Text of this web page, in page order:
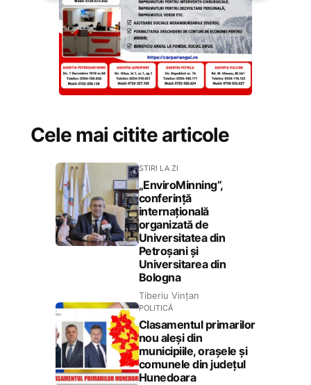
Cele mai citite articole
STIRI LA ZI
„EnviroMinning”,
conferință
internațională
organizată de
Universitatea din
Petroșani și
Universitarea din
Bologna
Tiberiu Vințan
POLITICĂ
Clasamentul primarilor
nou aleși din
municipiile, orașele și
comunele din județul
Hunedoara